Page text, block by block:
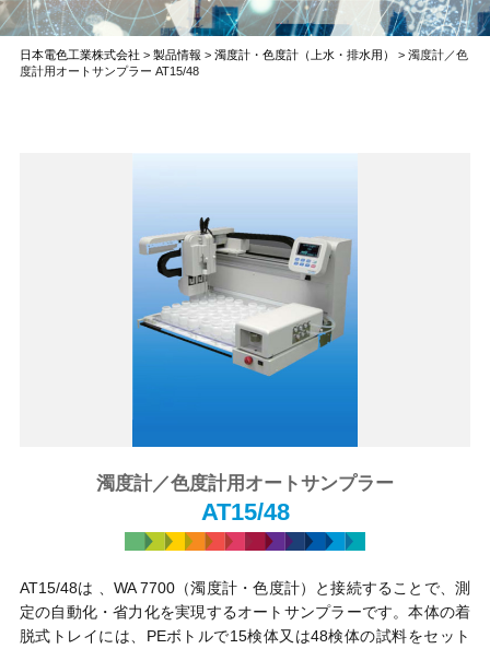
日本電色工業株式会社 > 製品情報 > 濁度計・色度計（上水・排水用） > 濁度計／色
度計用オートサンプラー AT15/48
濁度計／色度計用オートサンプラー
AT15/48
AT15/48は 、WA 7700（濁度計・色度計）と接続することで、測
定の自動化・省力化を実現するオートサンプラーです。本体の着
脱式トレイには、PEボトルで15検体又は48検体の試料をセット